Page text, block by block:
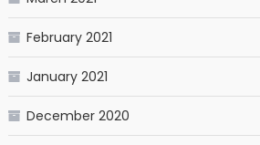
February 2021
January 2021
December 2020